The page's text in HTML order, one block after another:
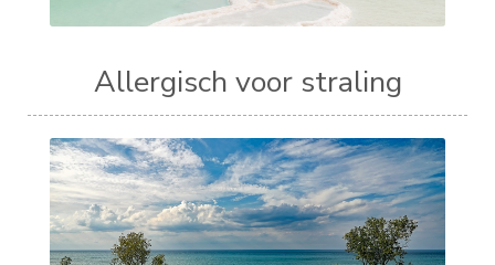
Allergisch voor straling